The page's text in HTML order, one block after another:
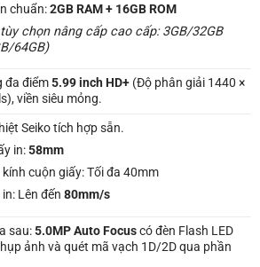
chuẩn:2GB RAM + 16GB ROM
chọn nâng cấp cao cấp: 3GB/32GB
64GB)
đa điểm5.99 inch HD+(Độ phân giải 1440 ×
viền siêu mỏng.
Seiko tích hợp sẵn.
in:58mm
cuộn giấy: Tối đa 40mm
Lên đến 80mm/s
sau:5.0MP Auto Focuscó đèn Flash LED
ảnh và quét mã vạch 1D/2D qua phần